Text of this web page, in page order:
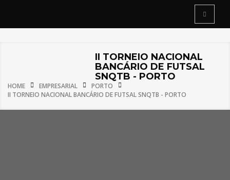
II TORNEIO NACIONAL
BANCÁRIO DE FUTSAL
SNQTB - PORTO
HOME EMPRESARIAL
PORTO
II TORNEIO NACIONAL BANCÁRIO DE FUTSAL SNQTB - PORTO